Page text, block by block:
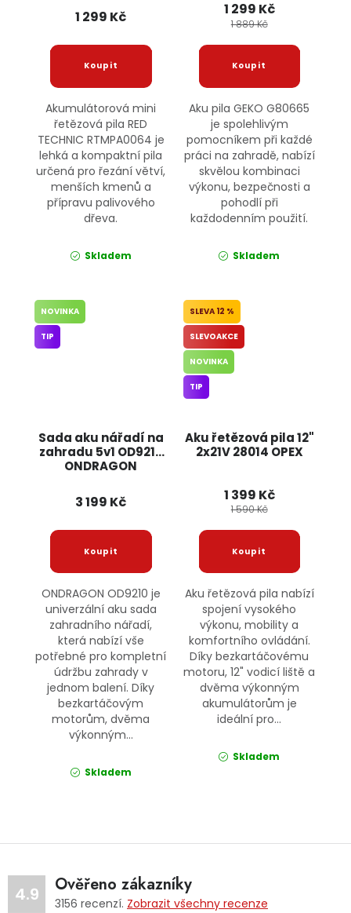
RTMPA0064 RED
TECHNIC
1 299 Kč
Akumulátorová mini
řetězová pila RED
TECHNIC RTMPA0064 je
lehká a kompaktní pila
určená pro řezání větví,
menších kmenů a
přípravu palivového
dřeva.
Skladem
1 299 Kč
1 889 Kč
Aku pila GEKO G80665
je spolehlivým
pomocníkem při každé
práci na zahradě, nabízí
skvělou kombinaci
výkonu, bezpečnosti a
pohodlí při
každodenním použití.
Skladem
Sada aku nářadí na
zahradu 5v1 OD9210
ONDRAGON
NOVINKA
TIP
3 199 Kč
ONDRAGON OD9210 je
univerzální aku sada
zahradního nářadí,
která nabízí vše
potřebné pro kompletní
údržbu zahrady v
jednom balení. Díky
bezkartáčovým
motorům, dvěma
výkonným...
Skladem
Aku řetězová pila 12"
2x21V 28014 OPEX
12 %
SLEVOAKCE
NOVINKA
TIP
1 399 Kč
1 590 Kč
Aku řetězová pila nabízí
spojení vysokého
výkonu, mobility a
komfortního ovládání.
Díky bezkartáčovému
motoru, 12" vodicí liště a
dvěma výkonným
akumulátorům je
ideální pro...
Skladem
4.9 Ověřeno zákazníky
3156 recenzí. Zobrazit všechny recenze